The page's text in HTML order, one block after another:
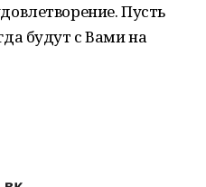
Пусть
будут с Вами на